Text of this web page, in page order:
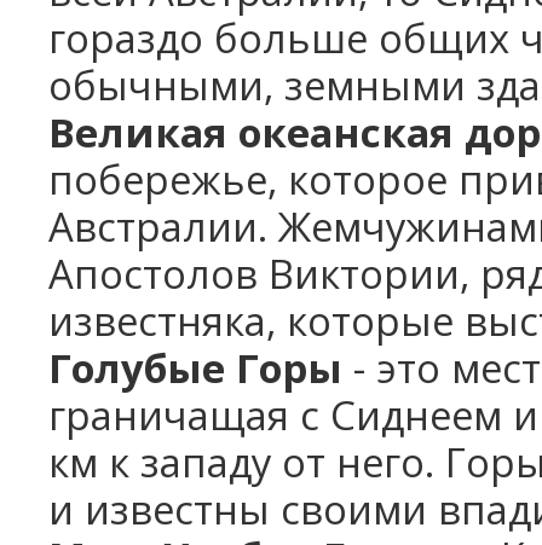
гораздо больше общих
обычными, земными
Великая океанская
побережье, которое
Австралии.
Апостолов Виктории,
известняка, которые
Голубые Горы - это
граничащая с Сиднеем
км к западу от него.
и известны своими